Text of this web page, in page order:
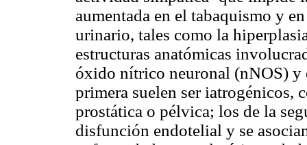
aumentada en el tabaquismo y
urinario, tales como la
estructuras anatómicas
óxido nítrico neuronal (nNOS)
primera suelen ser iatrogénicos,
prostática o pélvica; los de la
disfunción endotelial y se